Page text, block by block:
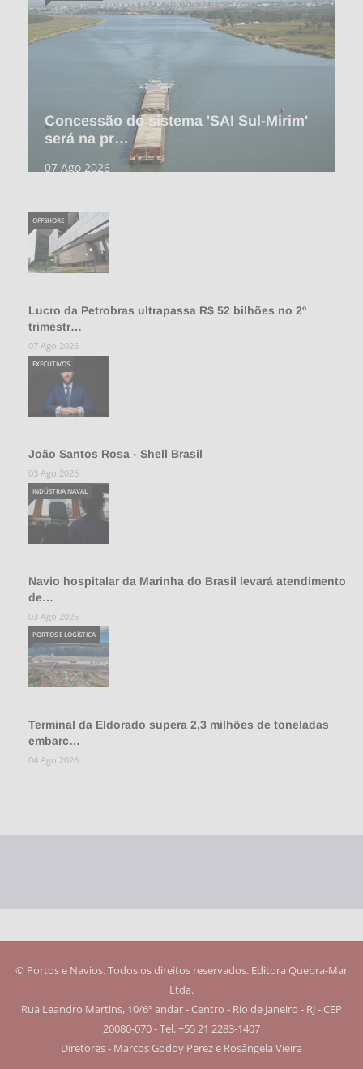
Concessão do sistema 'SAI Sul-Mirim'
será na pr…
07 Ago 2026
Lucro da Petrobras ultrapassa R$ 52 bilhões no 2º
trimestr…
OFFSHORE
07 Ago 2026
João Santos Rosa - Shell Brasil
EXECUTIVOS
03 Ago 2026
Navio hospitalar da Marinha do Brasil levará atendimento
de…
INDÚSTRIA NAVAL
03 Ago 2026
Terminal da Eldorado supera 2,3 milhões de toneladas
embarc…
PORTOS E LOGÍSTICA
04 Ago 2026
© Portos e Navios. Todos os direitos reservados. Editora Quebra-Mar
Ltda.
Rua Leandro Martins, 10/6º andar - Centro - Rio de Janeiro - RJ - CEP
20080-070 - Tel. +55 21 2283-1407
Diretores - Marcos Godoy Perez e Rosângela Vieira